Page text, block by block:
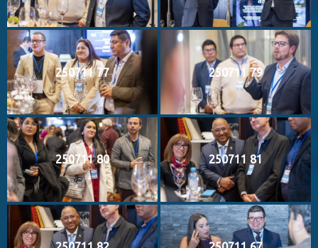
250711 77 250711 79
250711 80 250711 81